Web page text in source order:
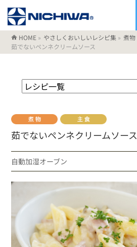
HOME » やさしくおいしいレシピ集 » 煮物
茹でないペンネクリームソース
茹でないペンネクリームソース
自動加湿オーブン